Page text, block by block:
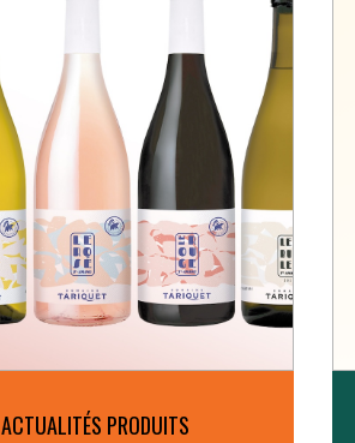
ACTUALITÉS PRODUITS